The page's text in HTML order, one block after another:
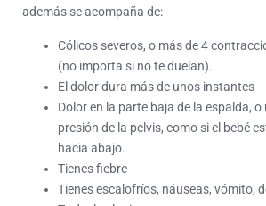
además se acompaña de:
Cólicos severos, o más de 4
(no importa si no te duelan).
El dolor dura más de unos instantes
Dolor en la parte baja de la espalda,
presión de la pelvis, como si el bebé
hacia abajo.
Tienes fiebre
Tienes escalofríos, náuseas, vómito,